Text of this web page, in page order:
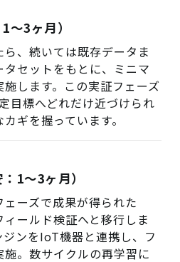
～3ヶ月）
、続いては既存データま
セットをもとに、ミニマ
します。この実証フェーズ
目標へどれだけ近づけられ
ギを握っています。
1～3ヶ月）
ーズで成果が得られた
ールド検証へと移行しま
ンをIoT機器と連携し、フ
。数サイクルの再学習に